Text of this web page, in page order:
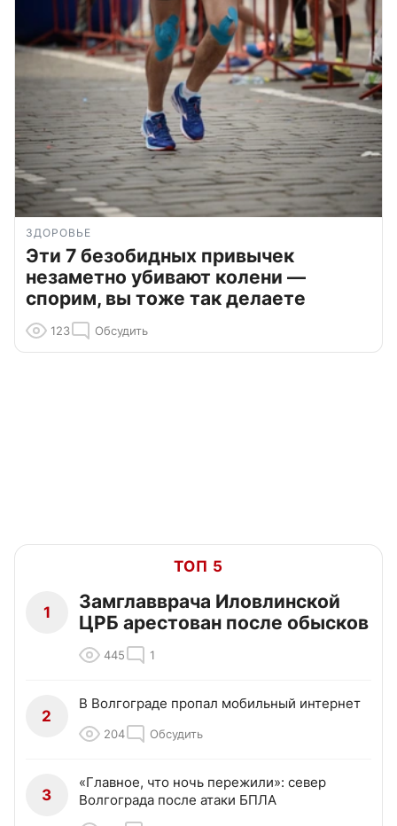
ЗДОРОВЬЕ
Эти 7 безобидных привычек
незаметно убивают колени —
спорим, вы тоже так делаете
123 Обсудить
ТОП 5
1
Замглавврача Иловлинской
ЦРБ арестован после обысков
445 1
2
В Волгограде пропал мобильный интернет
204 Обсудить
3
«Главное, что ночь пережили»: север
Волгограда после атаки БПЛА